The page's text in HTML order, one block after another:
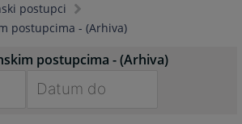
postupci
postupcima - (Arhiva)
postupcima - (Arhiva)